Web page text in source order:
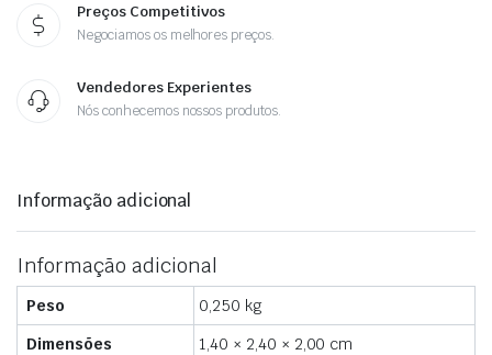
Preços Competitivos
Negociamos os melhores preços.
Vendedores Experientes
Nós conhecemos nossos produtos.
Informação adicional
Informação adicional
Peso
0,250 kg
Dimensões
1,40 × 2,40 × 2,00 cm